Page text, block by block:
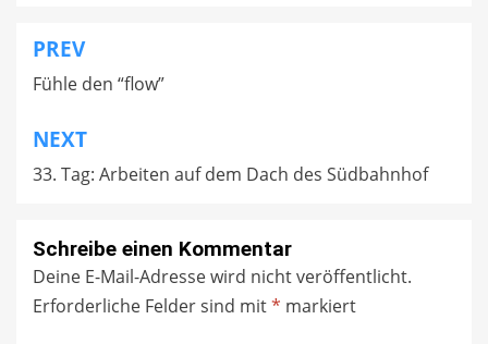
Beitragsnavigation
PREV
Fühle den “flow”
NEXT
33. Tag: Arbeiten auf dem Dach des Südbahnhof
Schreibe einen Kommentar
Deine E-Mail-Adresse wird nicht veröffentlicht.
Erforderliche Felder sind mit* markiert